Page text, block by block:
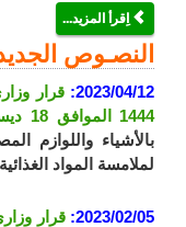
اِقرأ المزيد...
النصـوص
2023/04/12:
1444 الموافق 18 ديسمبر سنة 2022
بالأشياء واللوازم
لملامسة المواد
2023/02/05: